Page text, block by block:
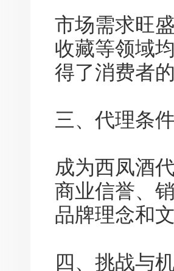
市场需求旺
收藏等领域
得了消费者
三、代理条
成为西凤酒
商业信誉、
品牌理念和
四、挑战与